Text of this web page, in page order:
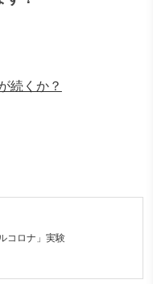
続くか？
コロナ」実験